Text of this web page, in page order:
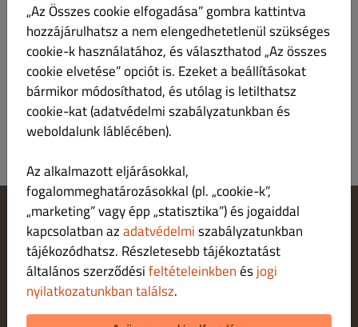
Előétel Összes Chef Ajánlata Levesek nagyadag Előétel
Nem található étlap elem ebben a kategóriában.
Cookie‑beállítások módosítása
Fordulj hozzánk!
Adatvédelmi irányelvek
Felhasználási feltételek
Jogi nyilatkozat
FIZETÉSI LEHETŐSÉGEK HÁZHOZSZÁLLÍTÁ S ESETÉN
„Az Összes cookie elfogadása” gombra kattintva
hozzájárulhatsz a nem elengedhetetlenül szükséges
cookie-k használatához, és választhatod „Az összes
cookie elvetése” opciót is. Ezeket a beállításokat
bármikor módosíthatod, és utólag is letilthatsz
cookie-kat (adatvédelmi szabályzatunkban és
weboldalunk láblécében).
Az alkalmazott eljárásokkal,
fogalommeghatározásokkal (pl. „cookie-k”,
„marketing” vagy épp „statisztika”) és jogaiddal
kapcsolatban azadatvédelmiszabályzatunkban
tájékozódhatsz. Részletesebb tájékoztatást
általános szerződésifeltételeinkbenésjogi
nyilatkozatunkban találsz.